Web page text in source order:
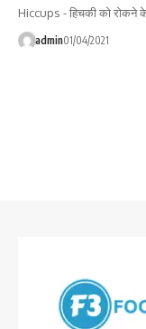
Hiccups - हिचकी को रोकने
admin01/04/2021